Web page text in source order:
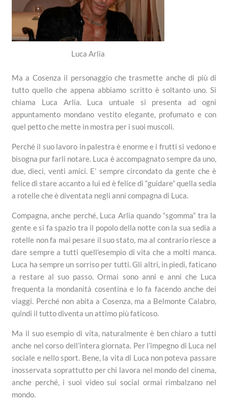
Luca Arlia
Ma a Cosenza il personaggio che trasmette anche di più di
tutto quello che appena abbiamo scritto è soltanto uno. Si
chiama Luca Arlia. Luca untuale si presenta ad ogni
appuntamento mondano vestito elegante, profumato e con
quel petto che mette in mostra per i suoi muscoli.
Perché il suo lavoro in palestra è enorme e i frutti si vedono e
bisogna pur farli notare. Luca è accompagnato sempre da uno,
due, dieci, venti amici. E’ sempre circondato da gente che è
felice di stare accanto a lui ed è felice di “guidare” quella sedia
a rotelle che è diventata negli anni compagna di Luca.
Compagna, anche perché, Luca Arlia quando “sgomma” tra la
gente e si fa spazio tra il popolo della notte con la sua sedia a
rotelle non fa mai pesare il suo stato, ma al contrario riesce a
dare sempre a tutti quell’esempio di vita che a molti manca.
Luca ha sempre un sorriso per tutti. Gli altri, in piedi, faticano
a restare al suo passo. Ormai sono anni e anni che Luca
frequenta la mondanità cosentina e lo fa facendo anche dei
viaggi. Perché non abita a Cosenza, ma a Belmonte Calabro,
quindi il tutto diventa un attimo più faticoso.
Ma il suo esempio di vita, naturalmente è ben chiaro a tutti
anche nel corso dell’intera giornata. Per l’impegno di Luca nel
sociale e nello sport. Bene, la vita di Luca non poteva passare
inosservata soprattutto per chi lavora nel mondo del cinema,
anche perché, i suoi video sui social ormai rimbalzano nel
mondo.